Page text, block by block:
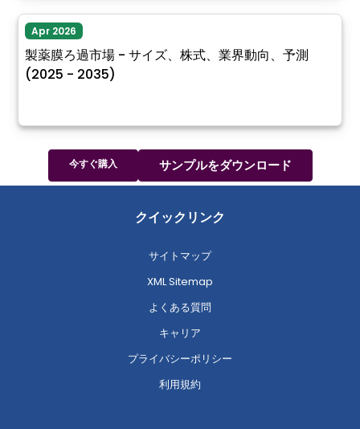
Apr 2026
製薬膜ろ過市場 - サイズ、株式、業界動向、予測
(2025 - 2035)
今すぐ購入 サンプルをダウンロード
クイックリンク
サイトマップ
XML Sitemap
よくある質問
キャリア
プライバシーポリシー
利用規約